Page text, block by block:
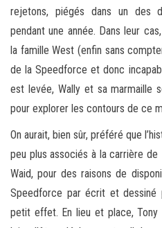
rejetons, piégés dans un des
pendant une année. Dans leur
la famille West (enfin sans
de la Speedforce et donc
est levée, Wally et sa marmaille
pour explorer les contours de ce
On aurait, bien sûr, préféré que
peu plus associés à la carrière
Waid, pour des raisons de
Speedforce par écrit et dessiné
petit effet. En lieu et place,